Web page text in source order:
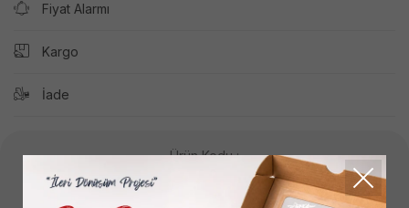
Fiyat Alarmı
Kargo
İade
Ürün Kodu :
HWBG7833080